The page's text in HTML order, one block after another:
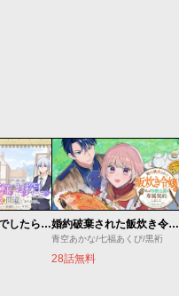
聖女様をお探しでしたら妹で間違いありません。さあどうぞお連れください、今すぐ。 婚約破棄された飯炊き令嬢の私は冷酷公爵と専属契約しました～ですが胃袋を掴んだ結果、冷たかった公爵様がどんどん優しくなっています～
青空あかな/七福あくび/黒裄
28話無料